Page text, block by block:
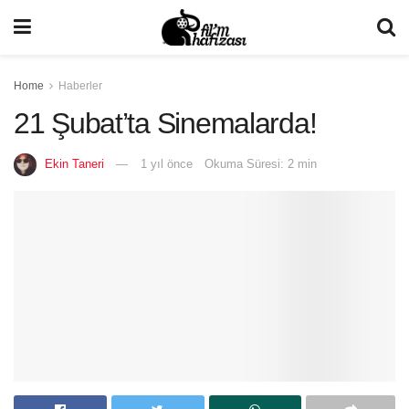
Home Haberler
21 Şubat’ta Sinemalarda!
Ekin Taneri 1 yıl önce Okuma Süresi: 2 min